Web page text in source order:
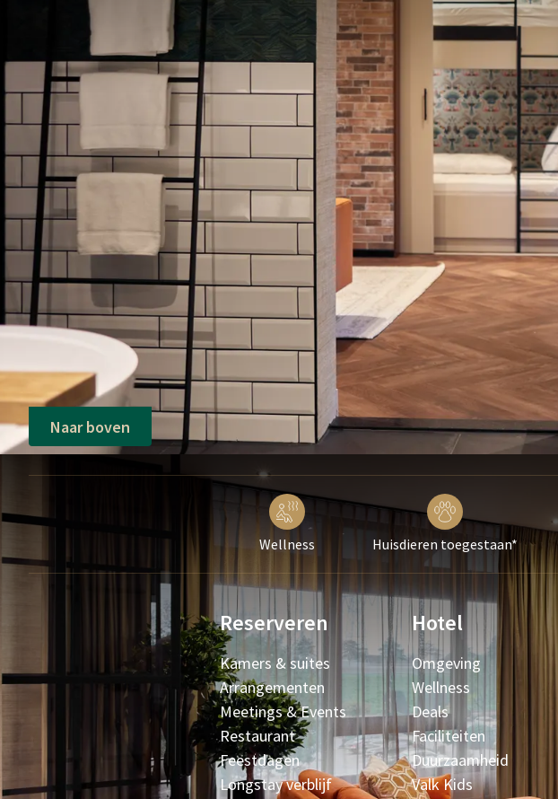
Naar boven
Wellness Huisdieren toegestaan*
Reserveren
Kamers & suites
Arrangementen
Meetings & Events
Restaurant
Feestdagen
Longstay verblijf
Hotel
Omgeving
Wellness
Deals
Faciliteiten
Duurzaamheid
Valk Kids